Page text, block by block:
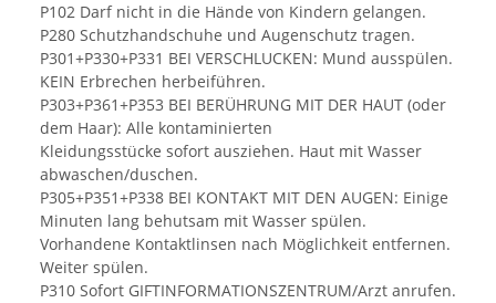
P102 Darf nicht in die Hände von Kindern gelangen.
P280 Schutzhandschuhe und Augenschutz tragen.
P301+P330+P331 BEI VERSCHLUCKEN: Mund ausspülen.
KEIN Erbrechen herbeiführen.
P303+P361+P353 BEI BERÜHRUNG MIT DER HAUT (oder
dem Haar): Alle kontaminierten
Kleidungsstücke sofort ausziehen. Haut mit Wasser
abwaschen/duschen.
P305+P351+P338 BEI KONTAKT MIT DEN AUGEN: Einige
Minuten lang behutsam mit Wasser spülen.
Vorhandene Kontaktlinsen nach Möglichkeit entfernen.
Weiter spülen.
P310 Sofort GIFTINFORMATIONSZENTRUM/Arzt anrufen.